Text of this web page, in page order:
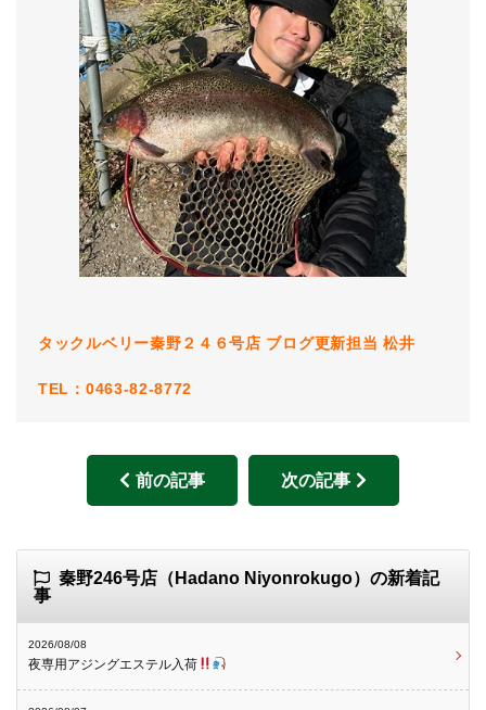
タックルベリー秦野２４６号店 ブログ更新担当 松井
TEL：0463-82-8772
前の記事 次の記事
秦野246号店（Hadano Niyonrokugo）の新着記
事
2026/08/08
夜専用アジングエステル入荷